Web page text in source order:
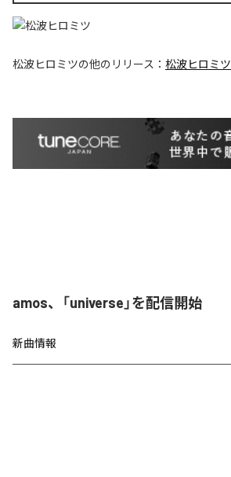
松波ヒロミツの他のリリース： 松波ヒロミツ
amos、「universe」を配信開始
新曲情報